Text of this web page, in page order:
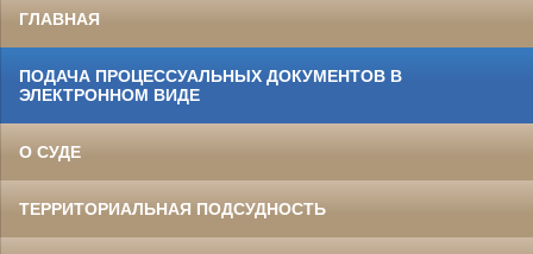
ГЛАВНАЯ
ПОДАЧА ПРОЦЕССУАЛЬНЫХ ДОКУМЕНТОВ В
ЭЛЕКТРОННОМ ВИДЕ
О СУДЕ
ТЕРРИТОРИАЛЬНАЯ ПОДСУДНОСТЬ